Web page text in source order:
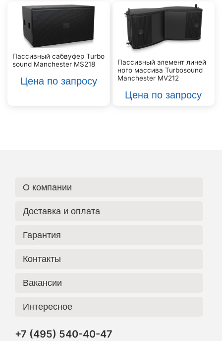
Пассивный сабвуфер Turbo
sound Manchester MS218
Цена по запросу
Пассивный элемент линей
ного массива Turbosound
Manchester MV212
Цена по запросу
О компании
Доставка и оплата
Гарантия
Контакты
Вакансии
Интересное
+7 (495) 540-40-47